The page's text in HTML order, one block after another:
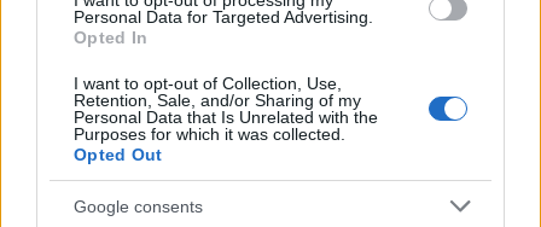
Personal Data for Targeted Advertising.
Opted In
I want to opt-out of Collection, Use,
Retention, Sale, and/or Sharing of my
Personal Data that Is Unrelated with the
Purposes for which it was collected.
Opted Out
Google consents